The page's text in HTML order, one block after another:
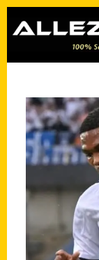
contenu